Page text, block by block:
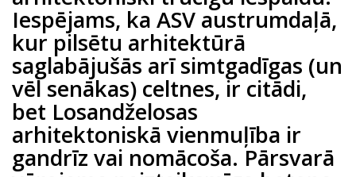
Iespējams, ka ASV austrumdaļā,
kur pilsētu arhitektūrā
saglabājušās arī simtgadīgas (un
vēl senākas) celtnes, ir citādi,
bet Losandželosas
arhitektoniskā vienmuļība ir
gandrīz vai nomācoša. Pārsvarā